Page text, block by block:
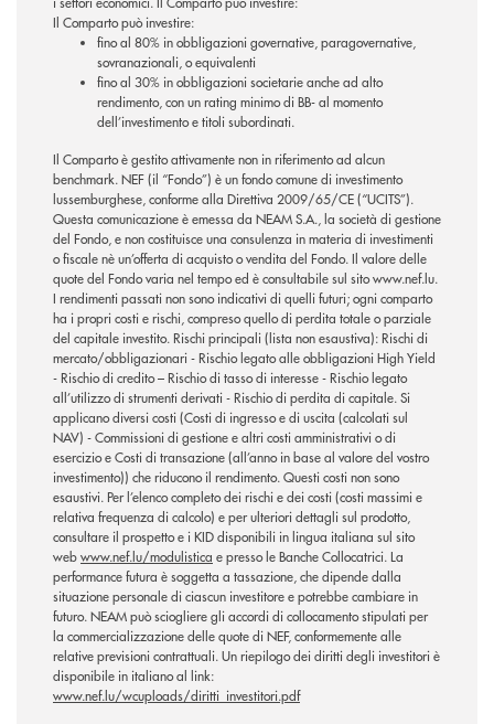
Il Comparto può investire:
fino al 80% in obbligazioni governative, paragovernative,
sovranazionali, o equivalenti
fino al 30% in obbligazioni societarie anche ad alto
rendimento, con un rating minimo di BB- al momento
dell’investimento e titoli subordinati.
Il Comparto è gestito attivamente non in riferimento ad alcun
benchmark. NEF (il “Fondo”) è un fondo comune di investimento
lussemburghese, conforme alla Direttiva 2009/65/CE (“UCITS”).
Questa comunicazione è emessa da NEAM S.A., la società di gestione
del Fondo, e non costituisce una consulenza in materia di investimenti
o fiscale nè un’offerta di acquisto o vendita del Fondo. Il valore delle
quote del Fondo varia nel tempo ed è consultabile sul sito www.nef.lu.
I rendimenti passati non sono indicativi di quelli futuri; ogni comparto
ha i propri costi e rischi, compreso quello di perdita totale o parziale
del capitale investito. Rischi principali (lista non esaustiva): Rischi di
mercato/obbligazionari - Rischio legato alle obbligazioni High Yield
- Rischio di credito – Rischio di tasso di interesse - Rischio legato
all’utilizzo di strumenti derivati - Rischio di perdita di capitale. Si
applicano diversi costi (Costi di ingresso e di uscita (calcolati sul
NAV) - Commissioni di gestione e altri costi amministrativi o di
esercizio e Costi di transazione (all’anno in base al valore del vostro
investimento)) che riducono il rendimento. Questi costi non sono
esaustivi. Per l’elenco completo dei rischi e dei costi (costi massimi e
relativa frequenza di calcolo) e per ulteriori dettagli sul prodotto,
consultare il prospetto e i KID disponibili in lingua italiana sul sito
webwww.nef.lu/modulistica e presso le Banche Collocatrici. La
performance futura è soggetta a tassazione, che dipende dalla
situazione personale di ciascun investitore e potrebbe cambiare in
futuro. NEAM può sciogliere gli accordi di collocamento stipulati per
la commercializzazione delle quote di NEF, conformemente alle
relative previsioni contrattuali. Un riepilogo dei diritti degli investitori è
disponibile in italiano al link:
www.nef.lu/wcuploads/diritti_investitori.pdf